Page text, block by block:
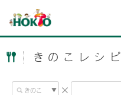
きのこレシピ